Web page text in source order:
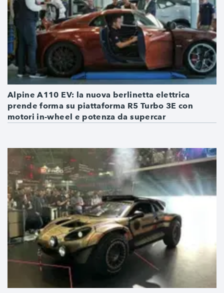
Alpine A110 EV: la nuova berlinetta elettrica
prende forma su piattaforma R5 Turbo 3E con
motori in-wheel e potenza da supercar